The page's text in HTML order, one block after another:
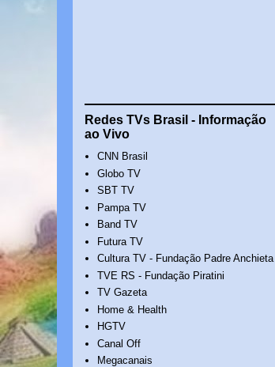
Redes TVs Brasil - Informação
ao Vivo
CNN Brasil
Globo TV
SBT TV
Pampa TV
Band TV
Futura TV
Cultura TV - Fundação Padre Anchieta
TVE RS - Fundação Piratini
TV Gazeta
Home & Health
HGTV
Canal Off
Megacanais